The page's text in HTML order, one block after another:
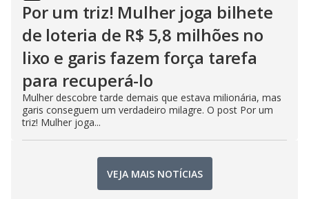
Por um triz! Mulher joga bilhete
de loteria de R$ 5,8 milhões no
lixo e garis fazem força tarefa
para recuperá-lo
Mulher descobre tarde demais que estava milionária, mas
garis conseguem um verdadeiro milagre. O post Por um
triz! Mulher joga...
VEJA MAIS NOTÍCIAS